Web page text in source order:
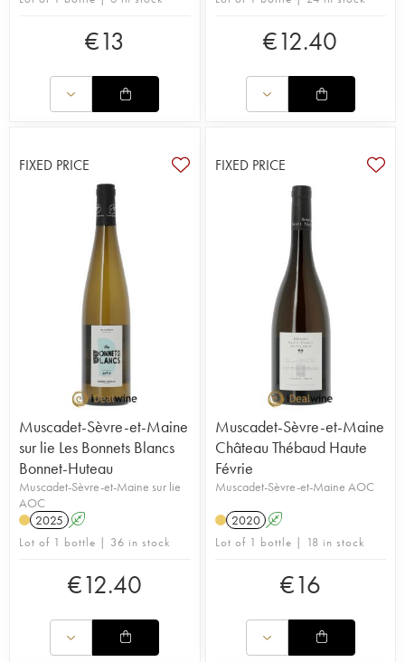
€13 €12.40
FIXED PRICE
Muscadet-Sèvre-et-Maine
sur lie Les Bonnets Blancs
Bonnet-Huteau
Muscadet-Sèvre-et-Maine sur lie
AOC
2025 A
Lot of 1 bottle | 36 in stock
€12.40
FIXED PRICE
Muscadet-Sèvre-et-Maine
Château Thébaud Haute
Févrie
Muscadet-Sèvre-et-Maine AOC
2020 A
Lot of 1 bottle | 18 in stock
€16